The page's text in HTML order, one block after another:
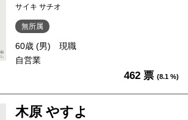
サイキ サチオ
無所属
60歳 (男)
現職
自営業
462 票 (8.1 %)
木原 やすよ